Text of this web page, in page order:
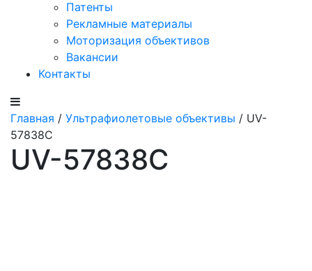
Патенты
Рекламные материалы
Моторизация объективов
Вакансии
Контакты
Главная / Ультрафиолетовые объективы / UV-
57838C
UV-57838C